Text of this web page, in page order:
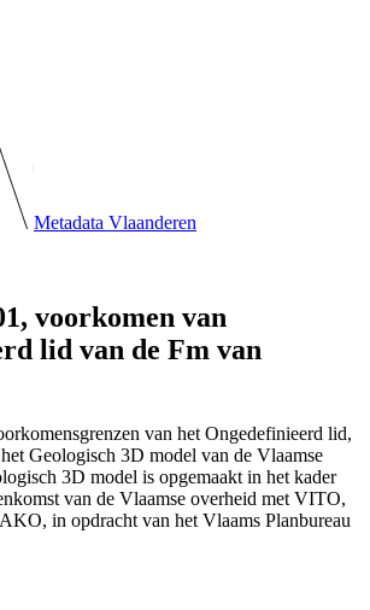
Metadata Vlaanderen
voorkomen van
lid van de Fm van
van het Ongedefinieerd lid,
Geologisch 3D model van de Vlaamse
3D model is opgemaakt in het kader
van de Vlaamse overheid met VITO,
in opdracht van het Vlaams Planbureau